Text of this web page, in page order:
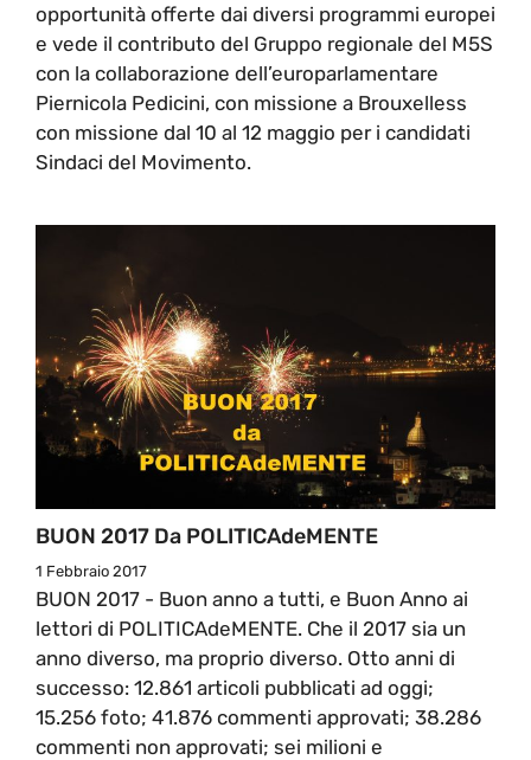
opportunità offerte dai diversi programmi europei
e vede il contributo del Gruppo regionale del M5S
con la collaborazione dell’europarlamentare
Piernicola Pedicini, con missione a Brouxelless
con missione dal 10 al 12 maggio per i candidati
Sindaci del Movimento.
BUON 2017 Da POLITICAdeMENTE
1 Febbraio 2017
BUON 2017 - Buon anno a tutti, e Buon Anno ai
lettori di POLITICAdeMENTE. Che il 2017 sia un
anno diverso, ma proprio diverso. Otto anni di
successo: 12.861 articoli pubblicati ad oggi;
15.256 foto; 41.876 commenti approvati; 38.286
commenti non approvati; sei milioni e